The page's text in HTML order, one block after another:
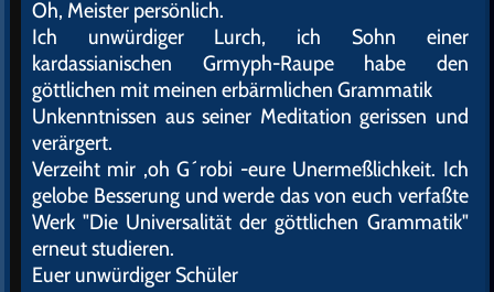
Oh, Meister persönlich.
Ich unwürdiger Lurch, ich Sohn einer
kardassianischen Grmyph-Raupe habe den
göttlichen mit meinen erbärmlichen Grammatik
Unkenntnissen aus seiner Meditation gerissen und
verärgert.
Verzeiht mir ,oh G´robi -eure Unermeßlichkeit. Ich
gelobe Besserung und werde das von euch verfaßte
Werk "Die Universalität der göttlichen Grammatik"
erneut studieren.
Euer unwürdiger Schüler